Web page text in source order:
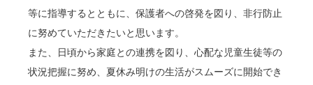
等に指導するとともに、保護者への啓発を図り、非行防止
に努めていただきたいと思います。
また、日頃から家庭との連携を図り、心配な児童生徒等の
状況把握に努め、夏休み明けの生活がスムーズに開始でき